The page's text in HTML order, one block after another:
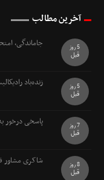
آخرین مطالب
جاماندگی،
5 روز
قبل
زنده‌باد
5 روز
قبل
پاسخی درخور
7 روز
قبل
شاکری مشاور
8 روز
قبل